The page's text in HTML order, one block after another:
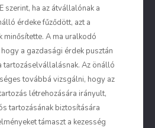
szerint, ha az átvállalónak a
érdeke fűződött, azt a
A ma uralkodó
a gazdasági érdek pusztán
tartozáselvállalásnak. Az önálló
továbbá vizsgálni, hogy az
létrehozására irányult,
tartozásának biztosítására
támaszt a kezesség